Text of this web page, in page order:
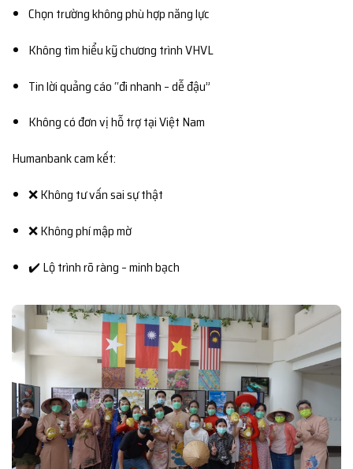
Chọn trường không phù hợp năng lực
Không tìm hiểu kỹ chương trình VHVL
Tin lời quảng cáo “đi nhanh – dễ đậu”
Không có đơn vị hỗ trợ tại Việt Nam
Humanbank cam kết:
❌ Không tư vấn sai sự thật
❌ Không phí mập mờ
✔️ Lộ trình rõ ràng – minh bạch